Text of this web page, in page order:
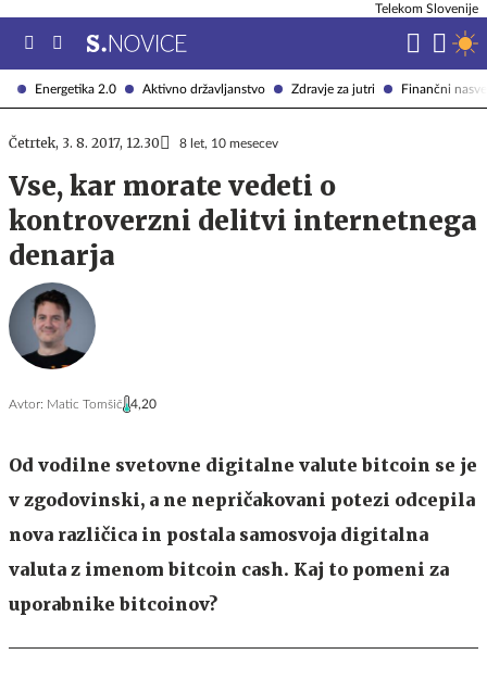
Energetika 2.0 Aktivno državljanstvo Zdravje za jutri Finančni
Telekom Slovenije
Četrtek, 3. 8. 2017, 12.30 8 let, 10 mesecev
Vse, kar morate vedeti o
kontroverzni delitvi internetnega
denarja
Avtor: Matic Tomšič 4,20
Od vodilne svetovne digitalne valute bitcoin se je
v zgodovinski, a ne nepričakovani potezi odcepila
nova različica in postala samosvoja digitalna
valuta z imenom bitcoin cash. Kaj to pomeni za
uporabnike bitcoinov?